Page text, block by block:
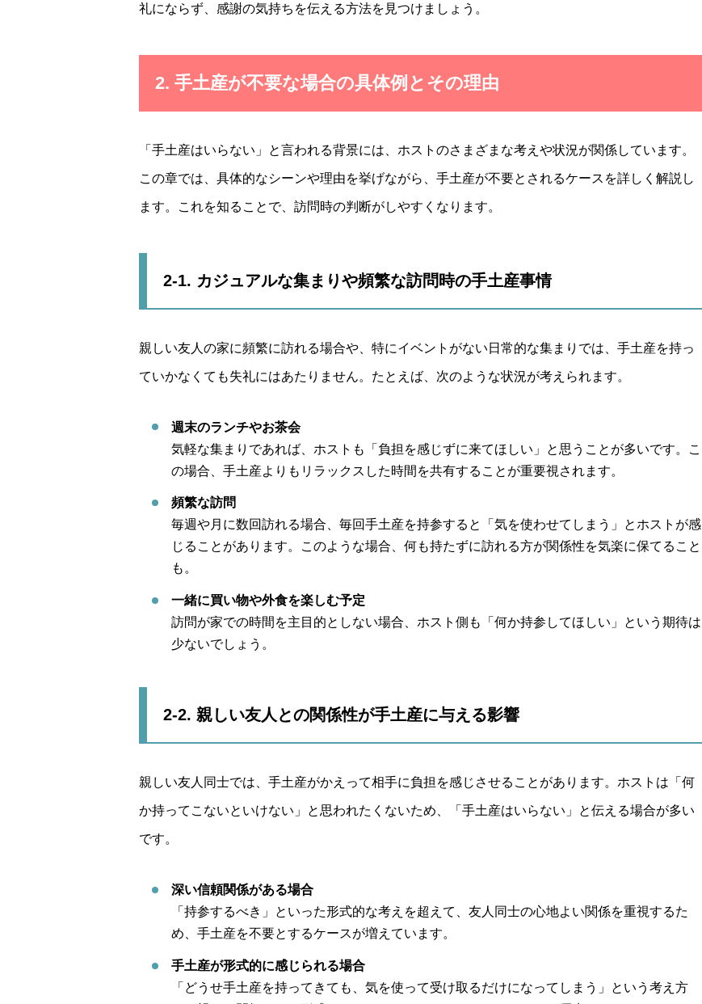
礼にならず、感謝の気持ちを伝える方法を見つけましょう。
2. 手土産が不要な場合の具体例とその理由
「手土産はいらない」と言われる背景には、ホストのさまざまな考えや状況が関係しています。
この章では、具体的なシーンや理由を挙げながら、手土産が不要とされるケースを詳しく解説し
ます。これを知ることで、訪問時の判断がしやすくなります。
2-1. カジュアルな集まりや頻繁な訪問時の手土産事情
親しい友人の家に頻繁に訪れる場合や、特にイベントがない日常的な集まりでは、手土産を持っ
ていかなくても失礼にはあたりません。たとえば、次のような状況が考えられます。
週末のランチやお茶会
気軽な集まりであれば、ホストも「負担を感じずに来てほしい」と思うことが多いです。こ
の場合、手土産よりもリラックスした時間を共有することが重要視されます。
頻繁な訪問
毎週や月に数回訪れる場合、毎回手土産を持参すると「気を使わせてしまう」とホストが感
じることがあります。このような場合、何も持たずに訪れる方が関係性を気楽に保てること
も。
一緒に買い物や外食を楽しむ予定
訪問が家での時間を主目的としない場合、ホスト側も「何か持参してほしい」という期待は
少ないでしょう。
2-2. 親しい友人との関係性が手土産に与える影響
親しい友人同士では、手土産がかえって相手に負担を感じさせることがあります。ホストは「何
か持ってこないといけない」と思われたくないため、「手土産はいらない」と伝える場合が多い
です。
深い信頼関係がある場合
「持参するべき」といった形式的な考えを超えて、友人同士の心地よい関係を重視するた
め、手土産を不要とするケースが増えています。
手土産が形式的に感じられる場合
「どうせ手土産を持ってきても、気を使って受け取るだけになってしまう」という考え方